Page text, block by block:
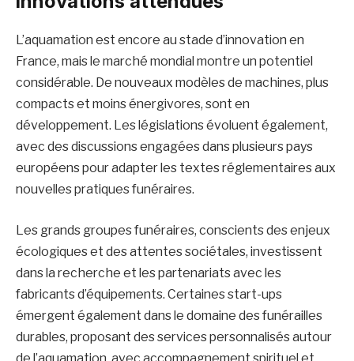
L’aquamation est encore au stade d’innovation en
France, mais le marché mondial montre un potentiel
considérable. De nouveaux modèles de machines, plus
compacts et moins énergivores, sont en
développement. Les législations évoluent également,
avec des discussions engagées dans plusieurs pays
européens pour adapter les textes réglementaires aux
nouvelles pratiques funéraires.
Les grands groupes funéraires, conscients des enjeux
écologiques et des attentes sociétales, investissent
dans la recherche et les partenariats avec les
fabricants d’équipements. Certaines start-ups
émergent également dans le domaine des funérailles
durables, proposant des services personnalisés autour